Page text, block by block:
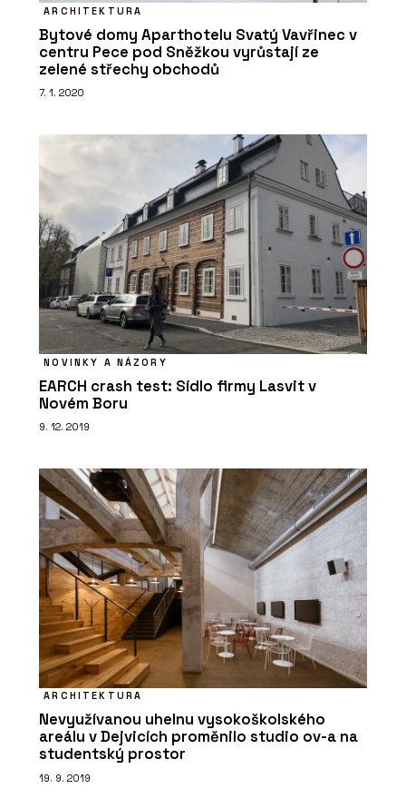
PRODUKTY
ČLÁNKY
Když židle není jen vaše. Jak zařídit
pohodlné sezení i na sdílených
pracovištích
PRODUKTY
Židle motiv - Wiesner-Hager
ARCHITEKTURA
Bytové domy Aparthotelu Svatý Vavřinec v
centru Pece pod Sněžkou vyrůstají ze
zelené střechy obchodů
7. 1. 2020
NOVINKY A NÁZORY
EARCH crash test: Sídlo firmy Lasvit v
Novém Boru
9. 12. 2019
ARCHITEKTURA
Nevyužívanou uhelnu vysokoškolského
areálu v Dejvicích proměnilo studio ov-a na
studentský prostor
19. 9. 2019